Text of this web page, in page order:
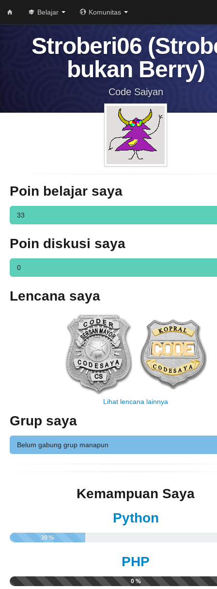
Belajar Komunitas
Stroberi06
bukan Berry)
Code Saiyan
Poin belajar saya
33
Poin diskusi saya
0
Lencana saya
Lihat lencana lainnya
Grup saya
Belum gabung grup manapun
Kemampuan Saya
Python
30 %
PHP
0 %